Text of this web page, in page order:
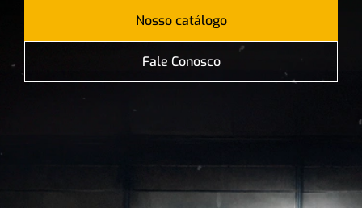
Nosso catálogo
Fale Conosco